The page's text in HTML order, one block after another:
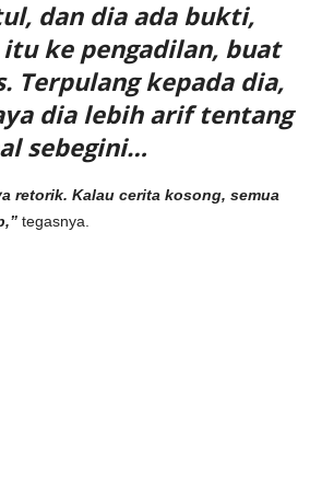
dan dia ada bukti,
ke pengadilan, buat
Terpulang kepada dia,
dia lebih arif tentang
sebegini…
retorik. Kalau cerita kosong, semua
tegasnya.